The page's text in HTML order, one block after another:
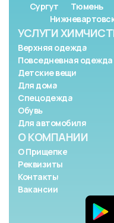
Сургут Тюмень
О КОМПАНИИ
О Прищепке
Реквизиты
Контакты
Вакансии
УСЛУГИ
Верхняя одежда
Повседневная одежда
Детские вещи
Для дома
Спецодежда
Обувь
Для автомобиля